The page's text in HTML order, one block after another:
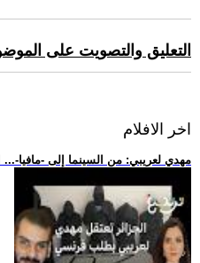
التعليق والتصويت على
اخر الافلام
.. مهدي لعريبي: من السينما إلى -مافيا-